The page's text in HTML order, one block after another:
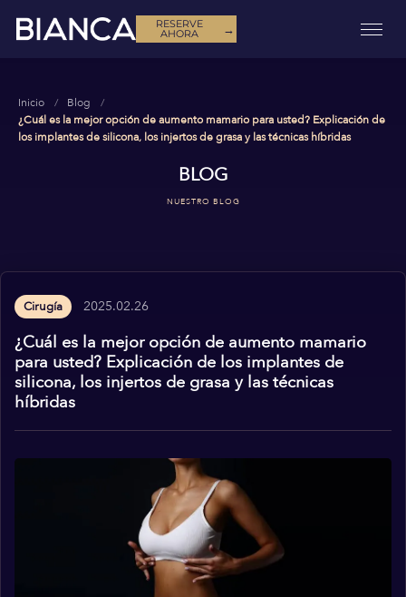
RESERVE
AHORA →
Inicio
Blog
¿Cuál es la mejor opción de aumento mamario para usted? Explicación de
los implantes de silicona, los injertos de grasa y las técnicas híbridas
BLOG
NUESTRO BLOG
Cirugía 2025.02.26
¿Cuál es la mejor opción de aumento mamario
para usted? Explicación de los implantes de
silicona, los injertos de grasa y las técnicas
híbridas